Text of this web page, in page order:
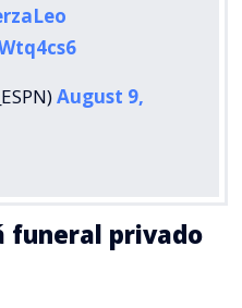
August 9,
funeral privado